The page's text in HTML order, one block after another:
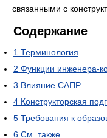
связанными с
Содержание
1 Терминология
2 Функции инженера-
3 Влияние САПР
4 Конструкторская
5 Требования к
6 См. также